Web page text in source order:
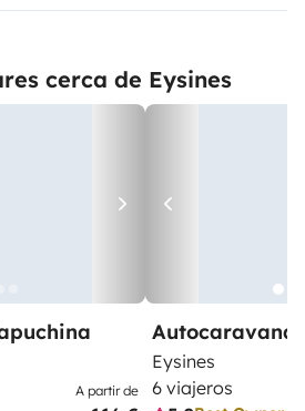
cerca de Eysines
A partir de
Autocaravana
Eysines
6 viajeros